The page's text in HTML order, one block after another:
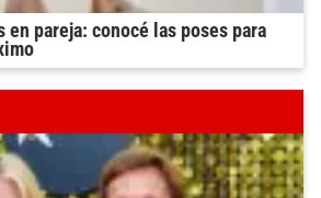
en pareja: conocé las poses para